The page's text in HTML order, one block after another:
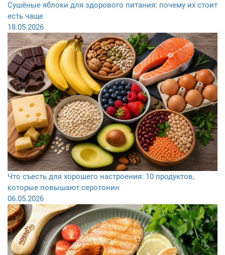
Сушёные яблоки для здорового питания: почему их стоит
есть чаще
18.05.2026
Что съесть для хорошего настроения: 10 продуктов,
которые повышают серотонин
06.05.2026